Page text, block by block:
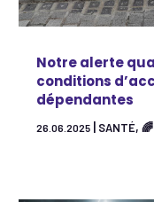
Notre alerte
conditions
dépendantes
26.06.2025 SANTÉ,